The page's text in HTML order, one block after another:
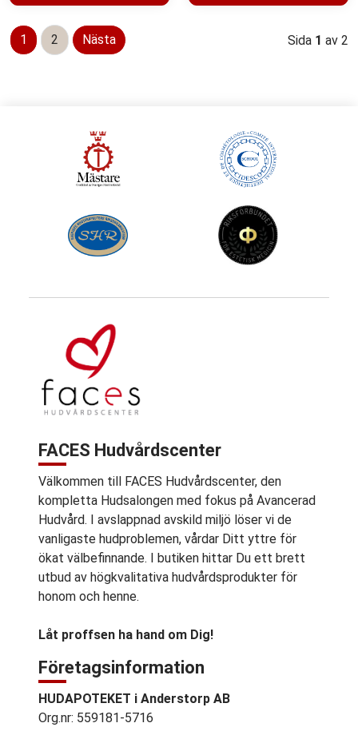
1 2 Nästa Sida 1 av 2
FACES Hudvårdscenter
Välkommen till FACES Hudvårdscenter, den
kompletta Hudsalongen med fokus på Avancerad
Hudvård. I avslappnad avskild miljö löser vi de
vanligaste hudproblemen, vårdar Ditt yttre för
ökat välbefinnande. I butiken hittar Du ett brett
utbud av högkvalitativa hudvårdsprodukter för
honom och henne.
Låt proffsen ha hand om Dig!
Företagsinformation
HUDAPOTEKET i Anderstorp AB
Org.nr: 559181-5716